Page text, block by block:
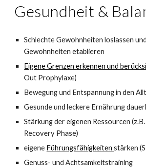
Gesundheit &
Schlechte Gewohnheiten loslassen
Gewohnheiten etablieren
Eigene Grenzen erkennen und
Out Prophylaxe)
Bewegung und Entspannung in den
Gesunde und leckere Ernährung
Stärkung der eigenen Ressourcen
Recovery Phase)
eigene Führungsfähigkeitenstärken
Genuss- und Achtsamkeitstraining